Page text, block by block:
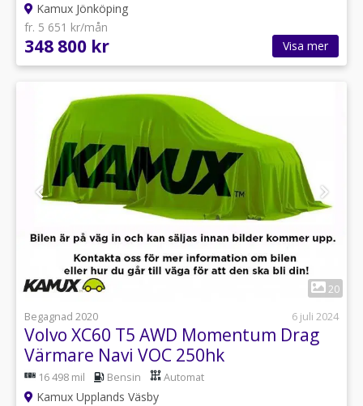
Kamux Jönköping
fr. 5 651 kr/mån
348 800 kr Visa mer
20
Begagnad 2020
6 juli 2024
Volvo XC60 T5 AWD Momentum Drag
Värmare Navi VOC 250hk
16 498 mil Bensin Automat
Kamux Upplands Väsby